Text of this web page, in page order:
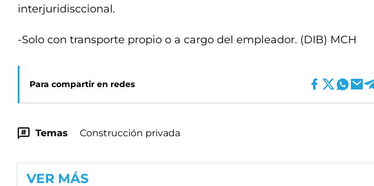
interjuridisccional.
-Solo con transporte propio o a cargo del empleador. (DIB) MCH
Para compartir en redes
Temas Construcción privada
VER MÁS